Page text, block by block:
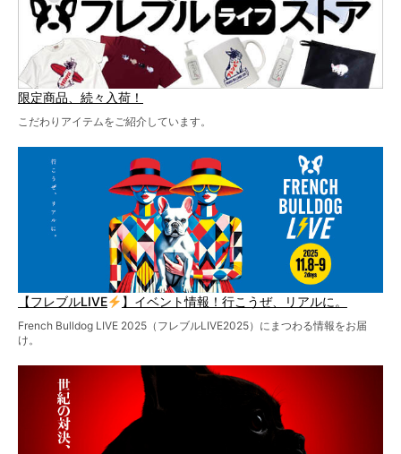
限定商品、続々入荷！
こだわりアイテムをご紹介しています。
【フレブルLIVE 】イベント情報！行こうぜ、リアルに。
French Bulldog LIVE 2025（フレブルLIVE2025）にまつわる情報をお届
け。